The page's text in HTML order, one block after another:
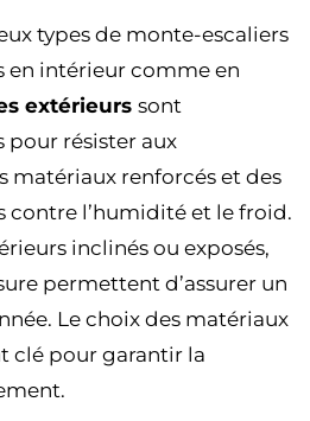
types de monte-escaliers
en intérieur comme en
extérieurs sont
pour résister aux
matériaux renforcés et des
contre l’humidité et le froid.
inclinés ou exposés,
permettent d’assurer un
Le choix des matériaux
clé pour garantir la